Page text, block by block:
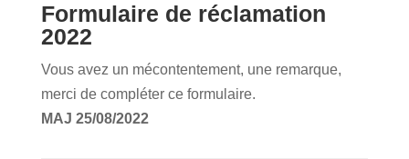
Formulaire de réclamation
2022
Vous avez un mécontentement, une remarque,
merci de compléter ce formulaire.
MAJ 25/08/2022